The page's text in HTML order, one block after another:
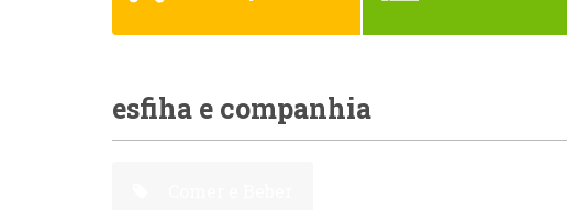
esfiha e companhia